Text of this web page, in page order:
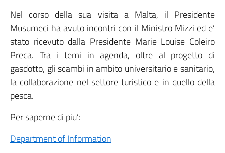
Nel corso della sua visita a Malta, il Presidente
Musumeci ha avuto incontri con il Ministro Mizzi ed e’
stato ricevuto dalla Presidente Marie Louise Coleiro
Preca. Tra i temi in agenda, oltre al progetto di
gasdotto, gli scambi in ambito universitario e sanitario,
la collaborazione nel settore turistico e in quello della
pesca.
Per saperne di piu’:
Department of Information